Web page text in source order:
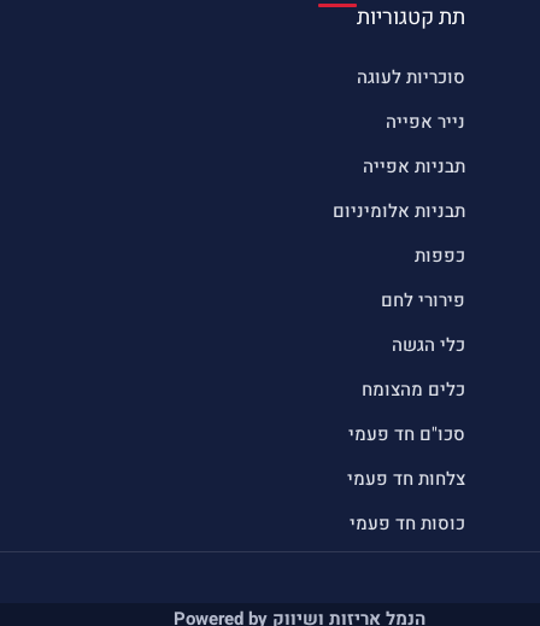
תת קטגוריות
סוכריות לעוגה
נייר אפייה
תבניות אפייה
תבניות אלומיניום
כפפות
פירורי לחם
כלי הגשה
כלים מהצומח
סכו"ם חד פעמי
צלחות חד פעמי
כוסות חד פעמי
הנמל אריזות ושיווק Powered by